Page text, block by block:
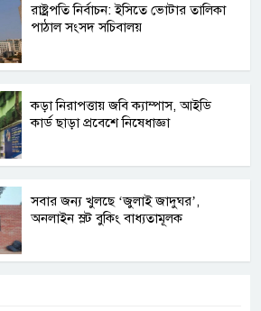
রাষ্ট্রপতি নির্বাচন: ইসিতে ভোটার তালিকা
পাঠাল সংসদ সচিবালয়
কড়া নিরাপত্তায় জবি ক্যাম্পাস, আইডি
কার্ড ছাড়া প্রবেশে নিষেধাজ্ঞা
সবার জন্য খুলছে ‘জুলাই জাদুঘর’,
অনলাইন স্লট বুকিং বাধ্যতামূলক